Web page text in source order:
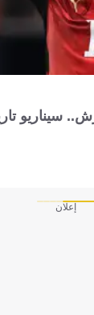
سيناريو
إعلان